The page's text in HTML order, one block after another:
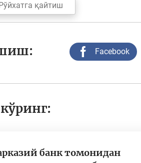
Рўйхатга қайтиш
Facebook
банк томонидан